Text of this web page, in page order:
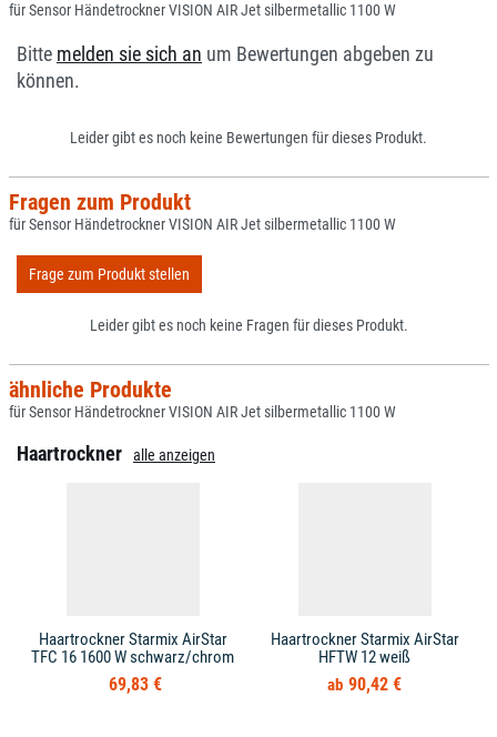
für Sensor Händetrockner VISION AIR Jet silbermetallic 1100 W
Bitte melden sie sich an um Bewertungen abgeben zu
können.
Leider gibt es noch keine Bewertungen für dieses Produkt.
Fragen zum Produkt
für Sensor Händetrockner VISION AIR Jet silbermetallic 1100 W
Frage zum Produkt stellen
Leider gibt es noch keine Fragen für dieses Produkt.
ähnliche Produkte
für Sensor Händetrockner VISION AIR Jet silbermetallic 1100 W
Haartrockner alle anzeigen
Haartrockner Starmix AirStar
TFC 16 1600 W schwarz/chrom
69,83 €
Haartrockner Starmix AirStar
HFTW 12 weiß
90,42 €